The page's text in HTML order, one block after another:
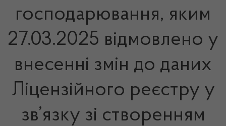
господарювання, яким
27.03.2025 відмовлено у
внесенні змін до даних
Ліцензійного реєстру у
зв’язку зі створенням